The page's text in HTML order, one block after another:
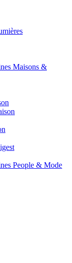
Maisons &
People & Mode